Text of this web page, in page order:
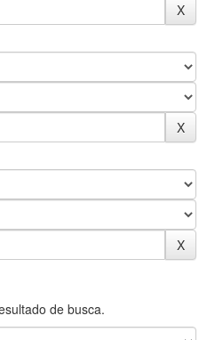
de busca.